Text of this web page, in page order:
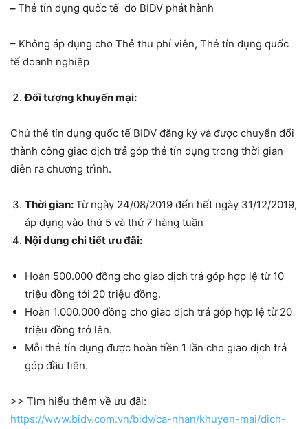
–Thẻ tín dụng quốc tế do BIDV phát hành
– Không áp dụng cho Thẻ thu phí viên, Thẻ tín dụng quốc
tế doanh nghiệp
Đối tượng khuyến mại:
Chủ thẻ tín dụng quốc tế BIDV đăng ký và được chuyển đổi
thành công giao dịch trả góp thẻ tín dụng trong thời gian
diễn ra chương trình.
Thời gian:Từ ngày 24/08/2019 đến hết ngày 31/12/2019,
áp dụng vào thứ 5 và thứ 7 hàng tuần
Nội dung chi tiết ưu đãi:
Hoàn 500.000 đồng cho giao dịch trả góp hợp lệ từ 10
triệu đồng tới 20 triệu đồng.
Hoàn 1.000.000 đồng cho giao dịch trả góp hợp lệ từ 20
triệu đồng trở lên.
Mỗi thẻ tín dụng được hoàn tiền 1 lần cho giao dịch trả
góp đầu tiên.
>> Tìm hiểu thêm về ưu đãi:
https://www.bidv.com.vn/bidv/ca-nhan/khuyen-mai/dich-